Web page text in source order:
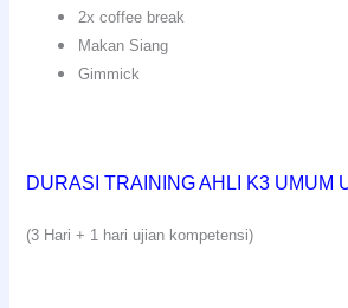
2x coffee break
Makan Siang
Gimmick
DURASI TRAINING AHLI K3 UMUM
(3 Hari + 1 hari ujian kompetensi)